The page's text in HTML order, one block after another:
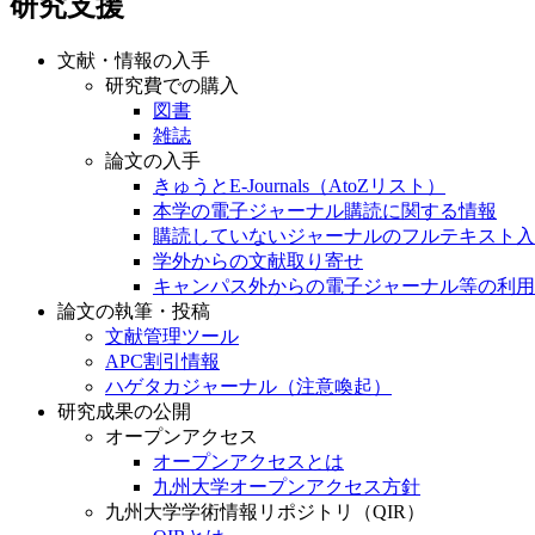
研究支援
文献・情報の入手
研究費での購入
図書
雑誌
論文の入手
きゅうとE-Journals（AtoZリスト）
本学の電子ジャーナル購読に関する情報
購読していないジャーナルのフルテキスト
学外からの文献取り寄せ
キャンパス外からの電子ジャーナル等の利用
論文の執筆・投稿
文献管理ツール
APC割引情報
ハゲタカジャーナル（注意喚起）
研究成果の公開
オープンアクセス
オープンアクセスとは
九州大学オープンアクセス方針
九州大学学術情報リポジトリ（QIR）